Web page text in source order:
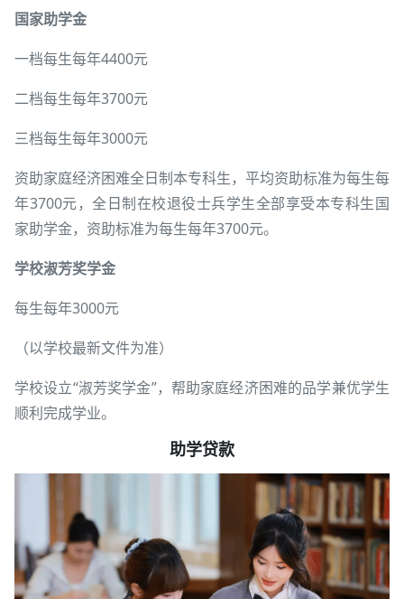
国家助学金
一档每生每年4400元
二档每生每年3700元
三档每生每年3000元
资助家庭经济困难全日制本专科生，平均资助标准为每生每
年3700元，全日制在校退役士兵学生全部享受本专科生国
家助学金，资助标准为每生每年3700元。
学校淑芳奖学金
每生每年3000元
（以学校最新文件为准）
学校设立“淑芳奖学金”，帮助家庭经济困难的品学兼优学生
顺利完成学业。
助学贷款